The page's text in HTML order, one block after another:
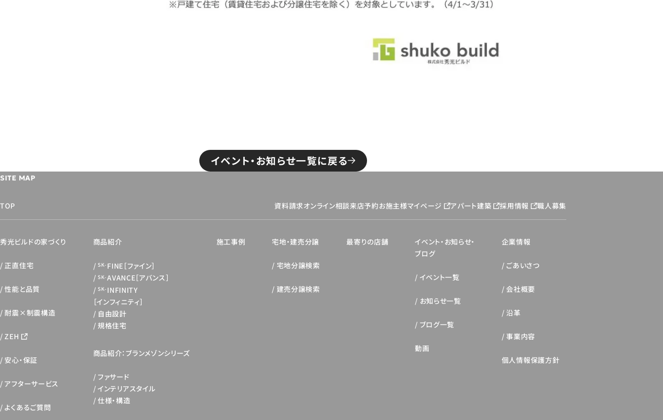
イベント・お知らせ一覧に戻る
SITE MAP
TOP 資料請求オンライン相談来店予約お施主様マイページ アパート建築 採用情報 職人募集
秀光ビルドの家づくり
正直住宅
性能と品質
耐震×制震構造
ZEH
安心・保証
アフターサービス
よくあるご質問
商品紹介
SK- FINE［ファイン］
SK-AVANCE［アバンス］
SK- INFINITY
［インフィニティ］
自由設計
規格住宅
商品紹介：ブランメゾンシリーズ
ファサード
インテリアスタイル
仕様・構造
施工事例 宅地・建売分譲
宅地分譲検索
建売分譲検索
最寄りの店舗
イベント・お知らせ・
ブログ
イベント一覧
お知らせ一覧
ブログ一覧
動画
企業情報
ごあいさつ
会社概要
沿革
事業内容
個人情報保護方針